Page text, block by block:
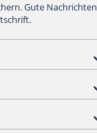
Gute Nachrichten